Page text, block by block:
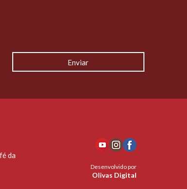
da
Desenvolvido por
Olivas Digital